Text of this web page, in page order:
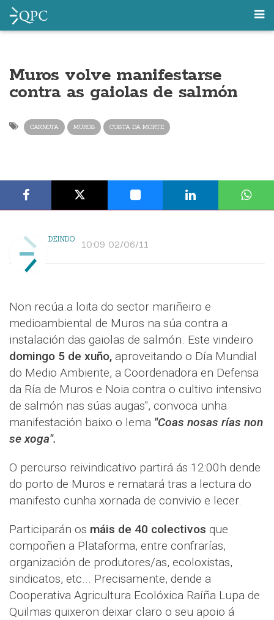
Muros volve manifestarse
contra as gaiolas de salmón
CARNOTA MUROS COSTA DA MORTE
DEINDO 10:09 02/06/11
Non recúa a loita do sector mariñeiro e
medioambiental de Muros na súa contra a
instalación das gaiolas de salmón. Este vindeiro
domingo 5 de xuño, aproveitando o Día Mundial
do Medio Ambiente, a Coordenadora en Defensa
da Ría de Muros e Noia contra o cultivo intensivo
de salmón nas súas augas", convoca unha
manifestación baixo o lema "Coas nosas rías non
se xoga".
O percurso reivindicativo partirá ás 12:00h dende
do porto de Muros e rematará tras a lectura do
manifesto cunha xornada de convivio e lecer.
Participarán os máis de 40 colectivos que
compoñen a Plataforma, entre confrarías,
organización de produtores/as, ecoloxistas,
sindicatos, etc... Precisamente, dende a
Cooperativa Agricultura Ecolóxica Raíña Lupa de
Quilmas quixeron deixar claro o seu apoio á